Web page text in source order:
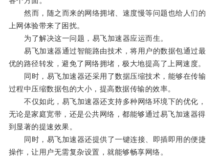
然而，随之而来的网络拥堵、速度慢等问题也给人们的
上网体验带来了困扰。
为了解决这一问题，易飞加速器应运而生。
易飞加速器通过智能路由技术，将用户的数据包通过最
优的路径转发，避免了网络拥堵，极大地提高了上网速度。
同时，易飞加速器还采用了数据压缩技术，能够在传输
过程中压缩数据包的大小，提高数据传输的效率。
不仅如此，易飞加速器还支持多种网络环境下的优化，
无论是家庭宽带，还是公共网络，都能够通过易飞加速器得
到显著的提速效果。
同时，易飞加速器还提供了一键连接、即插即用的便捷
操作，让用户无需复杂设置，就能够畅享网络。